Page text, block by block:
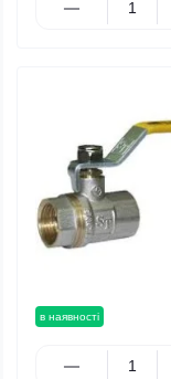
в наявності